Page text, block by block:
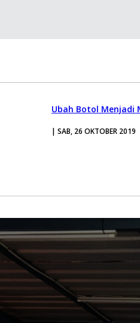
Ubah Botol Menjadi
| SAB, 26 OKTOBER 2019